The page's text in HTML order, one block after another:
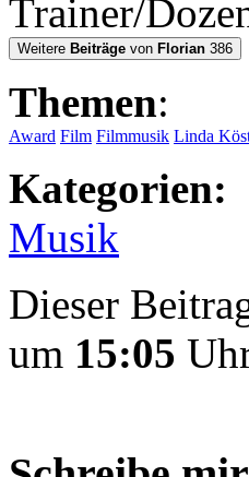
Trainer/
Weitere Beiträge von Florian 386
Themen:
Award Film Filmmusik Linda
Kategorien:
Musik
Dieser
um 15:05